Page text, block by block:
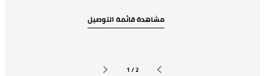
مشاهدة قائمة التوصيل
1 / 2